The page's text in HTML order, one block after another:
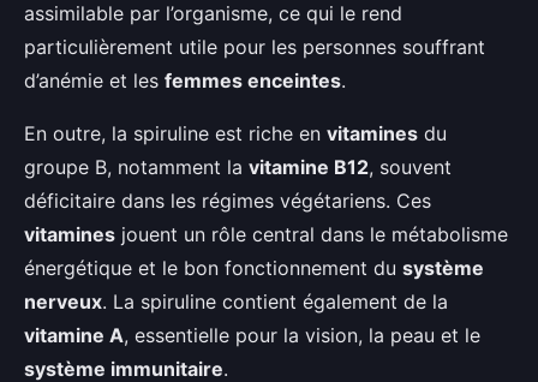
assimilable par l’organisme, ce qui le rend
particulièrement utile pour les personnes souffrant
d’anémie et les femmes enceintes.
En outre, la spiruline est riche en vitamines du
groupe B, notamment la vitamine B12, souvent
déficitaire dans les régimes végétariens. Ces
vitamines jouent un rôle central dans le métabolisme
énergétique et le bon fonctionnement du système
nerveux. La spiruline contient également de la
vitamine A, essentielle pour la vision, la peau et le
système immunitaire.